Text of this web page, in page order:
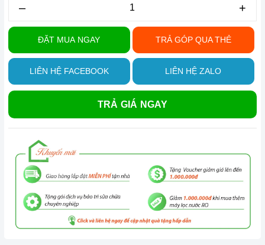
– +
ĐẶT MUA NGAY TRẢ GÓP QUA THẺ
LIÊN HỆ FACEBOOK LIÊN HỆ ZALO
TRẢ GIÁ NGAY